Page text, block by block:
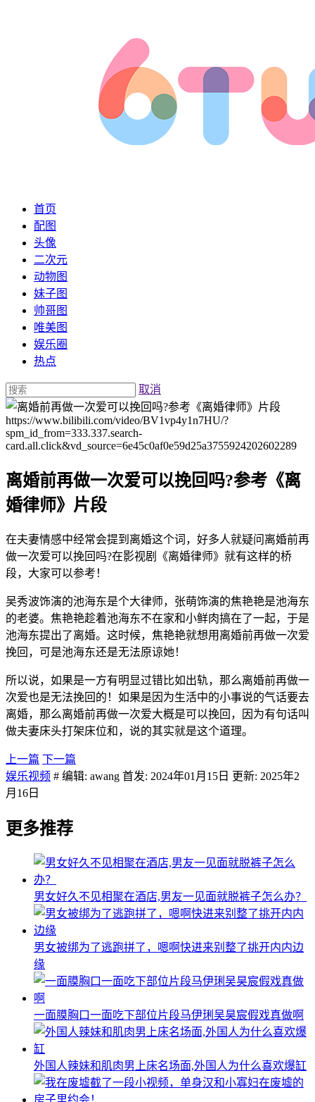
首页
配图
头像
二次元
动物图
妹子图
帅哥图
唯美图
娱乐圈
热点
取消
https://www.bilibili.com/video/BV1vp4y1n7HU/?
spm_id_from=333.337.search-
card.all.click&vd_source=6e45c0af0e59d25a3755924202602289
离婚前再做一次爱可以挽回吗?参考《离
婚律师》片段
在夫妻情感中经常会提到离婚这个词，好多人就疑问离婚前再
做一次爱可以挽回吗?在影视剧《离婚律师》就有这样的桥
段，大家可以参考！
吴秀波饰演的池海东是个大律师，张萌饰演的焦艳艳是池海东
的老婆。焦艳艳趁着池海东不在家和小鲜肉搞在了一起，于是
池海东提出了离婚。这时候，焦艳艳就想用离婚前再做一次爱
挽回，可是池海东还是无法原谅她！
所以说，如果是一方有明显过错比如出轨，那么离婚前再做一
次爱也是无法挽回的！如果是因为生活中的小事说的气话要去
离婚，那么离婚前再做一次爱大概是可以挽回，因为有句话叫
做夫妻床头打架床位和，说的其实就是这个道理。
上一篇 下一篇
娱乐视频 # 编辑: awang 首发: 2024年01月15日 更新: 2025年2
月16日
更多推荐
男女好久不见相聚在酒店,男友一见面就脱裤子怎么办？
男女被绑为了逃跑拼了，嗯啊快进来别整了挑开内内边
缘
一面膜胸口一面吃下部位片段马伊琍吴昊宸假戏真做啊
外国人辣妹和肌肉男上床名场面,外国人为什么喜欢爆缸